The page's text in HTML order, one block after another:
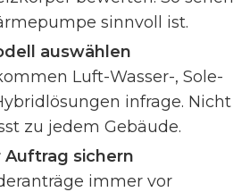
sinnvoll ist.
auswählen
Luft-Wasser-, Sole-
infrage. Nicht
zu jedem Gebäude.
Auftrag sichern
immer vor